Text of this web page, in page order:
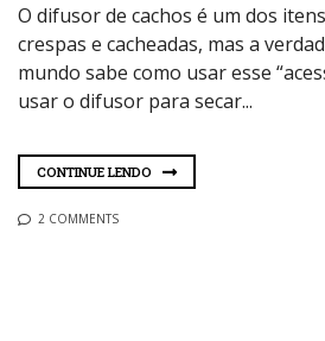
O difusor de cachos é um dos
crespas e cacheadas, mas a
mundo sabe como usar esse
usar o difusor para secar...
CONTINUE LENDO
2 COMMENTS